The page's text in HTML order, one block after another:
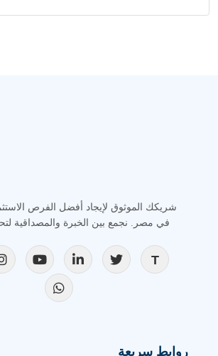
شريكك الموثوق لإيجاد أفضل الفرص
في مصر. نجمع بين الخبرة والمصداقية
روابط سريعة